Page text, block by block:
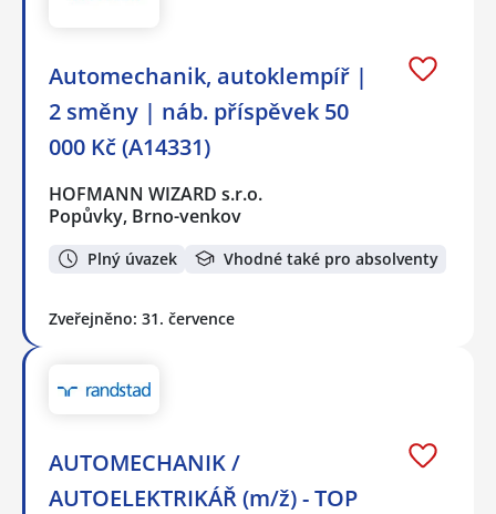
Automechanik, autoklempíř |
2 směny | náb. příspěvek 50
000 Kč (A14331)
HOFMANN WIZARD s.r.o.
Popůvky, Brno-venkov
Plný úvazek Vhodné také pro absolventy
Zveřejněno: 31. července
AUTOMECHANIK /
AUTOELEKTRIKÁŘ (m/ž) - TOP